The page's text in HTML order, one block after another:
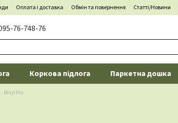
Оплата і доставка Обмін та повернення Статті/Новини
76-748-76
Коркова підлога Паркетна дошка
Binyl Pro